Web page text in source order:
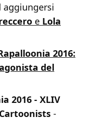
aggiungersi
e Lola
2016:
del
2016 - XLIV
-